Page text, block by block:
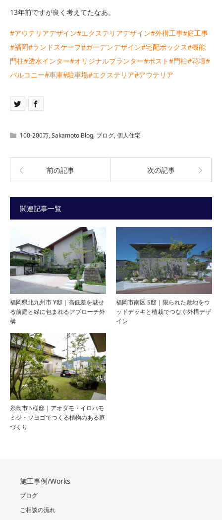
13年前ですが良く考えてたなあ。
#アウテリアデザイン#エクステリアデザイン#外構工事#庭工事
#福岡#ランドスケープ#ガーデンデザイン#宅配ボックス#機能
門柱#透水インター#オリジナルプランター#ポスト#門柱#花壇#
バルコニー#車庫#駐車場#エクステリア#アウテリア
100-200万,Sakamoto Blog, ブログ,個人住宅
前の記事 次の記事
関連記事一覧
福岡県北九州市 Y邸｜高低差を魅せ
る前庭と緑に包まれるアプローチ外
構
福岡市南区 S邸｜限られた敷地をウ
ッドデッキと植栽でつなぐ外構デザ
イン
糸島市 S様邸｜アオダモ・イロハモ
ミジ・ソヨゴでつくる植物のある庭
づくり
施工事例/Works
ブログ
ご相談の流れ